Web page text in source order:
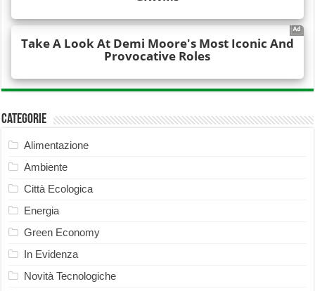
Categorie
Alimentazione
Ambiente
Città Ecologica
Energia
Green Economy
In Evidenza
Novità Tecnologiche